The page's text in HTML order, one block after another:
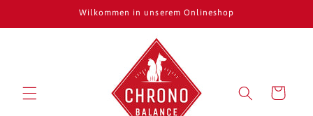
Inhalt
Wilkommen in unserem Onlineshop
Warenkorb